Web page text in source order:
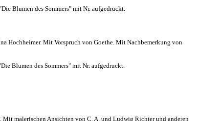
Blumen des Sommers" mit Nr. aufgedruckt.
Hochheimer. Mit Vorspruch von Goethe. Mit Nachbemerkung von
Blumen des Sommers" mit Nr. aufgedruckt.
malerischen Ansichten von C. A. und Ludwig Richter und anderen